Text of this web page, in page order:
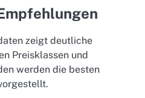
zeigt deutliche
Preisklassen und
werden die besten